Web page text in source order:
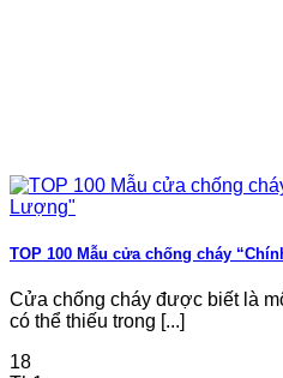
TOP 100 Mẫu cửa chống cháy
Cửa chống cháy được biết là
có thể thiếu trong [...]
18